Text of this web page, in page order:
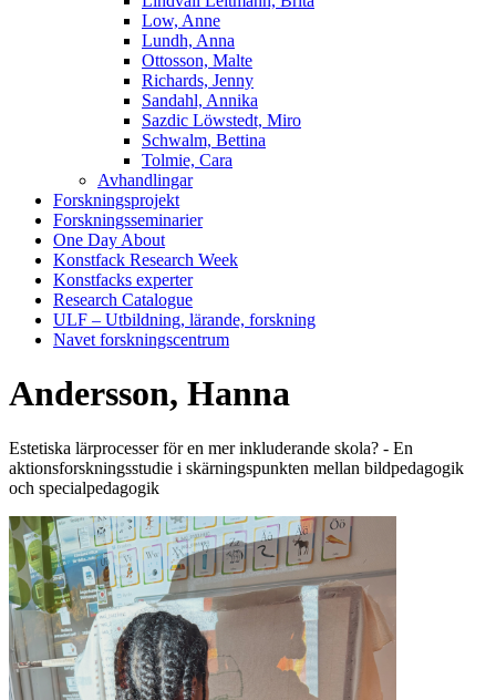
Low, Anne
Lundh, Anna
Ottosson, Malte
Richards, Jenny
Sandahl, Annika
Sazdic Löwstedt, Miro
Schwalm, Bettina
Tolmie, Cara
Avhandlingar
Forskningsprojekt
Forskningsseminarier
One Day About
Konstfack Research Week
Konstfacks experter
Research Catalogue
ULF – Utbildning, lärande, forskning
Navet forskningscentrum
Andersson, Hanna
Estetiska lärprocesser för en mer inkluderande skola? - En
aktionsforskningsstudie i skärningspunkten mellan bildpedagogik
och specialpedagogik